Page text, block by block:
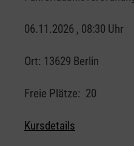
06.11.2026 , 08:30 Uhr
Ort: 13629 Berlin
Freie Plätze: 20
Kursdetails